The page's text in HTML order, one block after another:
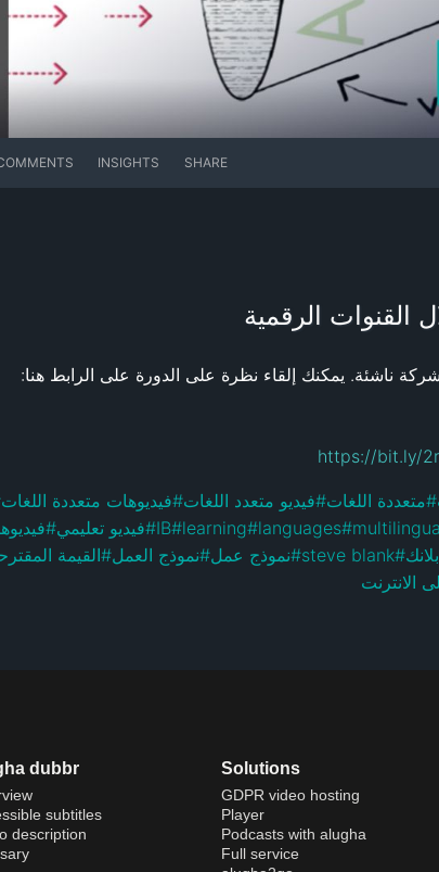
INSIGHTS SHARE
ناشئة. يمكنك إلقاء نظرة على الدورة على الرابط هنا:
https://bit.ly/
#متعددة اللغات#فيديو متعدد اللغات#فيديوهات متعددة اللغات
#
languages
#
learning
#
IB
#فيديو تعليمي#
#
steve blank
#نموذج عمل#نموذج العمل#القيمة
الانترنت
dubbr
subtitles
description
Solutions
GDPR video hosting
Player
Podcasts with alugha
Full service